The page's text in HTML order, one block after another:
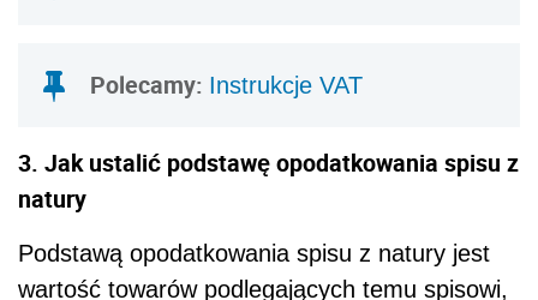
Polecamy: Instrukcje VAT
3. Jak ustalić podstawę opodatkowania spisu z
natury
Podstawą opodatkowania spisu z natury jest
wartość towarów podlegających temu spisowi,